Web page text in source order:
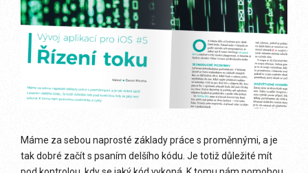
Máme za sebou naprosté základy práce s proměnnými, a je
tak dobré začít s psaním delšího kódu. Je totiž důležité mít